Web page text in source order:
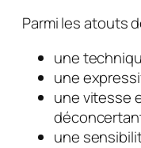
Parmi les atouts
une
une
une vitesse
une